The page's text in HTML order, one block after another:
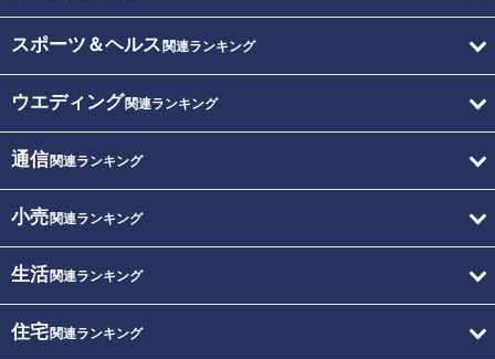
スポーツ＆ヘルス 関連ランキング
ウエディング関連ランキング
通信関連ランキング
小売関連ランキング
生活関連ランキング
住宅関連ランキング